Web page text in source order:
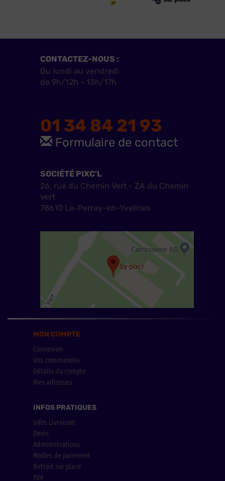
CONTACTEZ-NOUS :
Du lundi au vendredi
de 9h/12h - 13h/17h
01 34 84 21 93
Formulaire de contact
SOCIÉTÉ PIXC'L
26, rue du Chemin Vert - ZA du Chemin
Vert
78610 Le-Perray-en-Yvelines
MON COMPTE
Connexion
Vos commandes
Détails du compte
Mes adresses
INFOS PRATIQUES
Infos Livraison
Devis
Administrations
Modes de paiement
Retrait sur place
TVA